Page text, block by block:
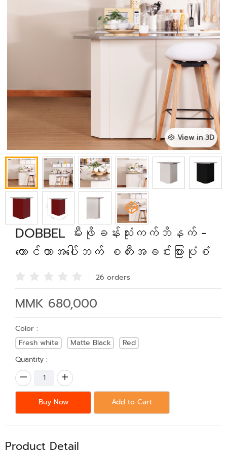
View in 3D
DOBBEL မီးဖိုခန်းသုံးကက်ဘိနက် -
ကောင်တာအပေါ်ဘက် စတီးအခင်းပြားပုံစံ
26 orders
MMK 680,000
Color :
Fresh white
Matte Black
Red
Quantity :
Buy Now Add to Cart
Product Detail